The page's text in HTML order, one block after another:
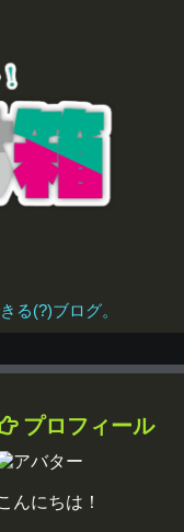
る(?)ブログ。
プロフィール
んにちは！